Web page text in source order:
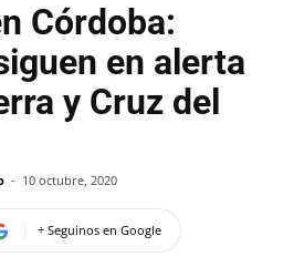
Córdoba:
en alerta
y Cruz del
- 10 octubre, 2020
+ Seguinos en Google